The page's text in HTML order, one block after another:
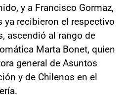
y a Francisco Gormaz,
ya recibieron el respectivo
ascendió al rango de
Marta Bonet, quien
general de Asuntos
y de Chilenos en el